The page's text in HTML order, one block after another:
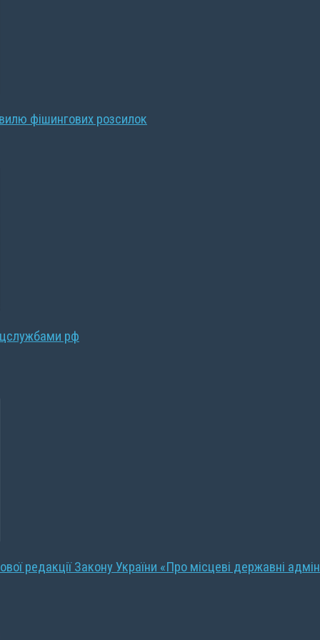
фішингових розсилок
рф
редакції Закону України «Про місцеві державні